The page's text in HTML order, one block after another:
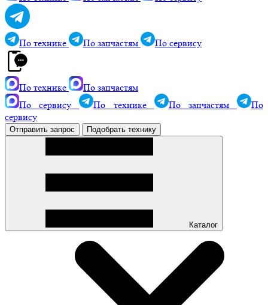
По технике По запчастям По сервису
По технике
По запчастям
По сервису
По технике По запчастям
По
сервису
Отправить запрос Подобрать технику
Каталог